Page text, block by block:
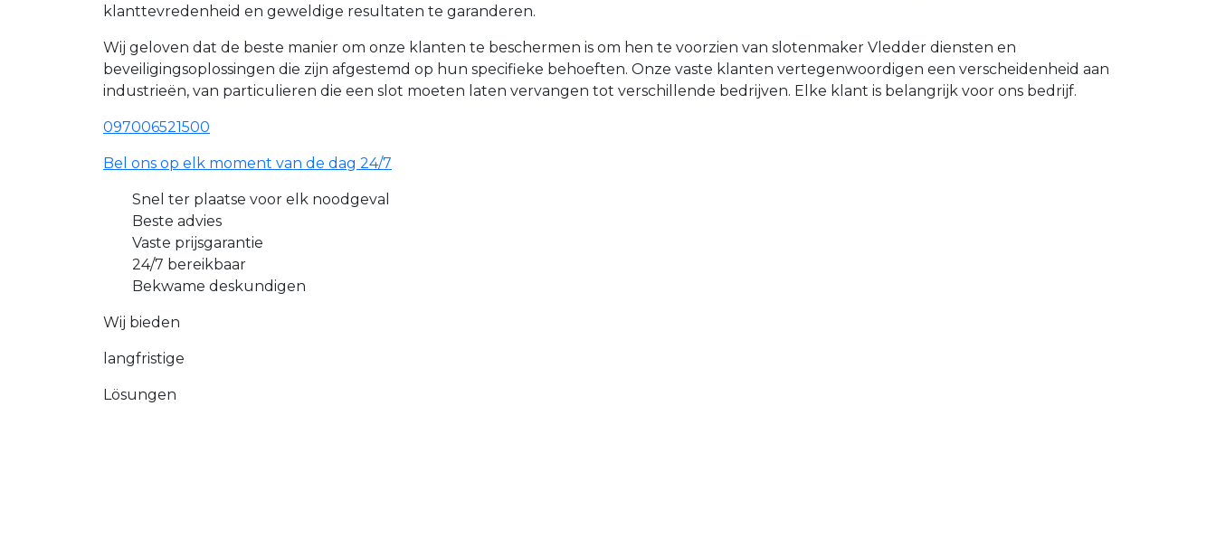
klanttevredenheid en geweldige resultaten te garanderen.
Wij geloven dat de beste manier om onze klanten te beschermen is om hen te voorzien van slotenmaker Vledder diensten en
beveiligingsoplossingen die zijn afgestemd op hun specifieke behoeften. Onze vaste klanten vertegenwoordigen een verscheidenheid aan
industrieën, van particulieren die een slot moeten laten vervangen tot verschillende bedrijven. Elke klant is belangrijk voor ons bedrijf.
097006521500
Bel ons op elk moment van de dag 24/7
Snel ter plaatse voor elk noodgeval
Beste advies
Vaste prijsgarantie
24/7 bereikbaar
Bekwame deskundigen
Wij bieden
langfristige
Lösungen